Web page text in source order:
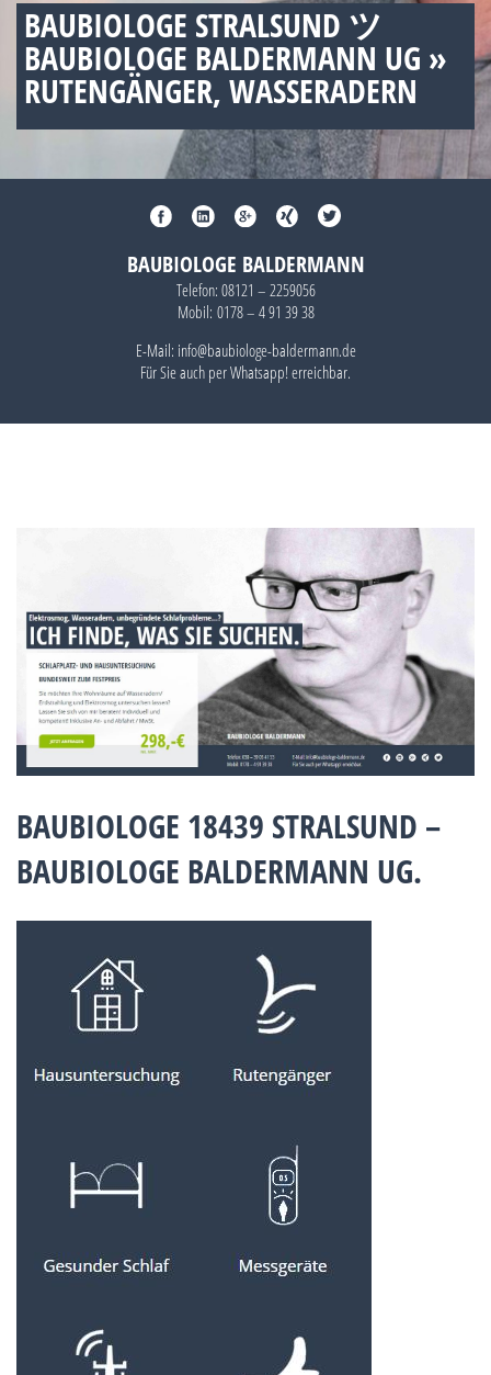
BAUBIOLOGE STRALSUND ツ
BAUBIOLOGE BALDERMANN UG »
RUTENGÄNGER, WASSERADERN
BAUBIOLOGE BALDERMANN
Telefon: 08121 – 2259056
Mobil: 0178 – 4 91 39 38
E-Mail: info@baubiologe-baldermann.de
Für Sie auch perWhatsapp!erreichbar.
BAUBIOLOGE 18439 STRALSUND –
BAUBIOLOGE BALDERMANN UG.